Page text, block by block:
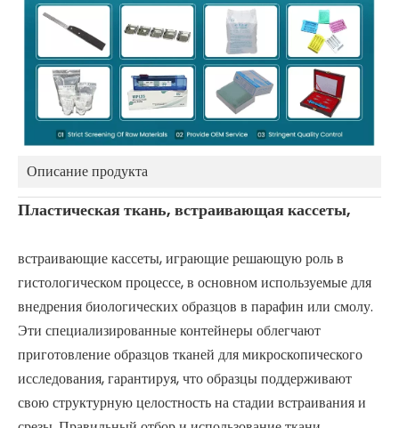
Описание продукта
Пластическая ткань, встраивающая кассеты,
встраивающие кассеты, играющие решающую роль в
гистологическом процессе, в основном используемые для
внедрения биологических образцов в парафин или смолу.
Эти специализированные контейнеры облегчают
приготовление образцов тканей для микроскопического
исследования, гарантируя, что образцы поддерживают
свою структурную целостность на стадии встраивания и